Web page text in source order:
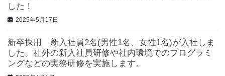
した！
2025年5月17日
新卒採用 新入社員2名(男性1名、女性1名)が入社しま
した。社外の新入社員研修や社内環境でのプログラミ
ングなどの実務研修を実施します。